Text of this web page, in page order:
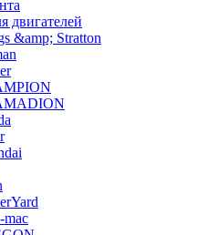
двигателей
&amp; Stratton
mac